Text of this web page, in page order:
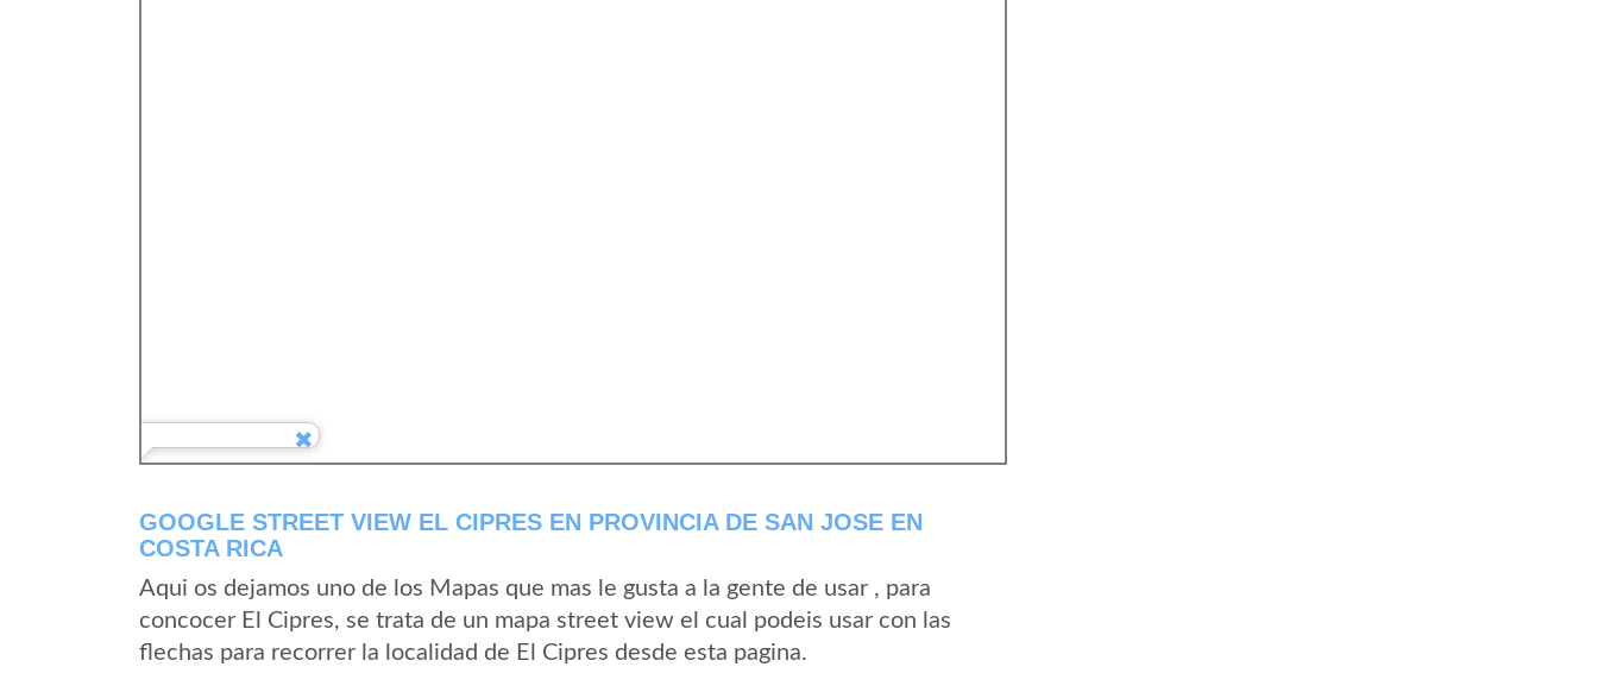
GOOGLE STREET VIEW EL CIPRES EN PROVINCIA DE SAN JOSE EN
COSTA RICA
Aqui os dejamos uno de los Mapas que mas le gusta a la gente de usar , para
concocer El Cipres, se trata de un mapa street view el cual podeis usar con las
flechas para recorrer la localidad de El Cipres desde esta pagina.